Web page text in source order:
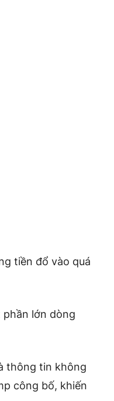
tiền đổ vào quá
lớn dòng
thông tin không
công bố, khiến